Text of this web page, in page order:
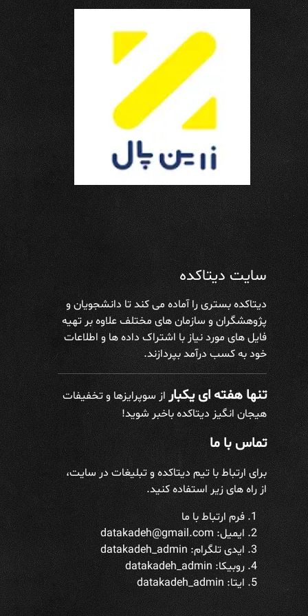
سایت دیتاکده
دیتاکده بستری را آماده می کند تا دانشجویان و
پژوهشگران و سازمان های مختلف علاوه بر تهیه
فایل های مورد نیاز با اشتراک داده ها و اطلاعات
خود به کسب درآمد بپردازند.
تنها هفته ای یکباراز سوپرایزها و تخفیفات
هیجان انگیز دیتاکده باخبر شوید!
تماس با ما
برای ارتباط با تیم دیتاکده و تبلیغات در سایت،
از راه های زیر استفاده کنید.
فرم ارتباط با ما
ایمیل: datakadeh@gmail.com
ایدی تلگرام:datakadeh_admin
روبیکا: datakadeh_admin
ایتا: datakadeh_admin